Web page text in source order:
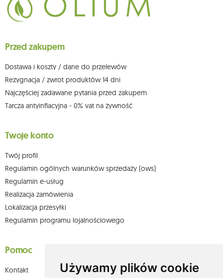
Używamy plików cookie
Przysługuje Ci prawo do żądania dostępu do swoich danych osobowych,
ich sprostowania, usunięcia, ograniczenia przetwarzania, wniesienia
sprzeciwu wobec przetwarzania swoich danych oraz prawo do
którego dokonano na podstawie zgody przed jej cofnięciem. W tym celu
możesz kontaktować się z działem obsługi klienta Mouton Interactive pod
Więcej informacji: www.mouton.pl/ODO
Przed zakupem
Dostawa i koszty / dane do przelewów
Rezygnacja / zwrot produktów 14 dni
Najczęściej zadawane pytania przed zakupem
Tarcza antyinflacyjna - 0% vat na żywność
Twoje konto
Twój profil
Regulamin ogólnych warunków sprzedaży (ows)
Regulamin e-usług
Realizacja zamówienia
Lokalizacja przesyłki
Regulamin programu lojalnościowego
Pomoc
Kontakt